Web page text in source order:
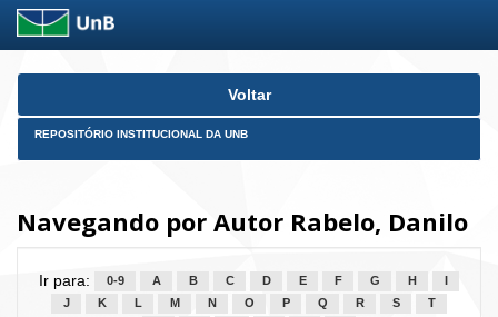
Skip
Voltar
REPOSITÓRIO INSTITUCIONAL DA UNB
Navegando por Autor Rabelo, Danilo
Ir para: 0-9 A B C D E F G H
J
K L M N O P Q R S
T